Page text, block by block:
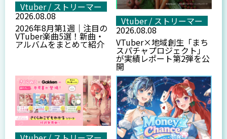
Vtuber / ストリーマー
2026.08.08
2026年8月第1週｜注目の
VTuber楽曲5選！新曲・
アルバムをまとめて紹介
Vtuber / ストリーマー
2026.08.08
VTuber×地域創生「まち
スパチャプロジェクト」
が実績レポート第2弾を公
開